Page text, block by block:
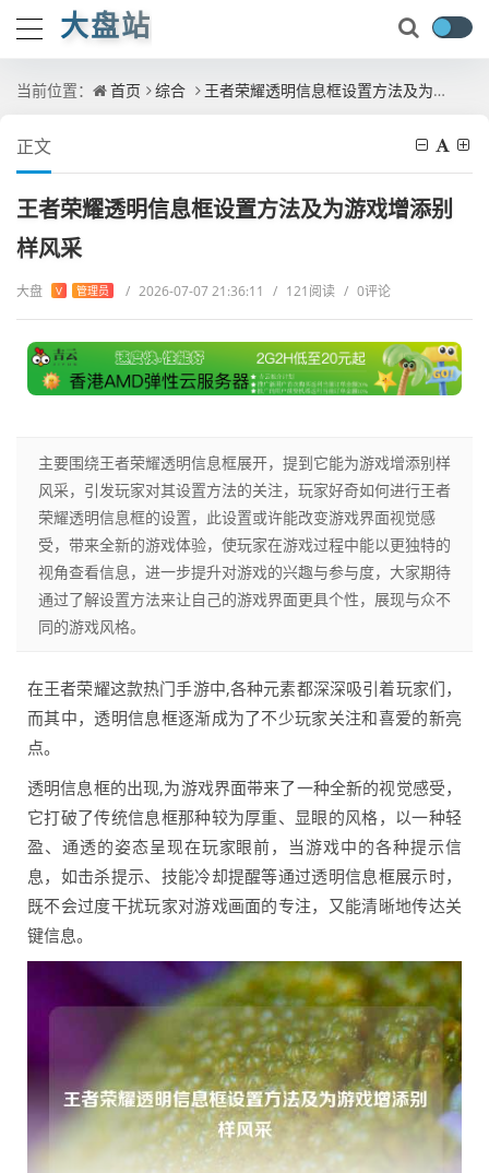
大盘站
当前位置： 首页 综合 王者荣耀透明信息框设置方法及为游戏增添别样风采
正文
王者荣耀透明信息框设置方法及为游戏增添别
样风采
大盘 V 管理员 / 2026-07-07 21:36:11 / 121阅读 / 0评论
主要围绕王者荣耀透明信息框展开，提到它能为游戏增添别样
风采，引发玩家对其设置方法的关注，玩家好奇如何进行王者
荣耀透明信息框的设置，此设置或许能改变游戏界面视觉感
受，带来全新的游戏体验，使玩家在游戏过程中能以更独特的
视角查看信息，进一步提升对游戏的兴趣与参与度，大家期待
通过了解设置方法来让自己的游戏界面更具个性，展现与众不
同的游戏风格。
在王者荣耀这款热门手游中,各种元素都深深吸引着玩家们，
而其中，透明信息框逐渐成为了不少玩家关注和喜爱的新亮
点。
透明信息框的出现,为游戏界面带来了一种全新的视觉感受，
它打破了传统信息框那种较为厚重、显眼的风格，以一种轻
盈、通透的姿态呈现在玩家眼前，当游戏中的各种提示信
息，如击杀提示、技能冷却提醒等通过透明信息框展示时，
既不会过度干扰玩家对游戏画面的专注，又能清晰地传达关
键信息。